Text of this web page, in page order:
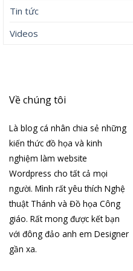
Tin tức
Videos
Về chúng tôi
Là blog cá nhân chia sẻ những
kiến thức đồ họa và kinh
nghiệm làm website
Wordpress cho tất cả mọi
người. Mình rất yêu thích Nghệ
thuật Thánh và Đồ họa Công
giáo. Rất mong được kết bạn
với đông đảo anh em Designer
gần xa.